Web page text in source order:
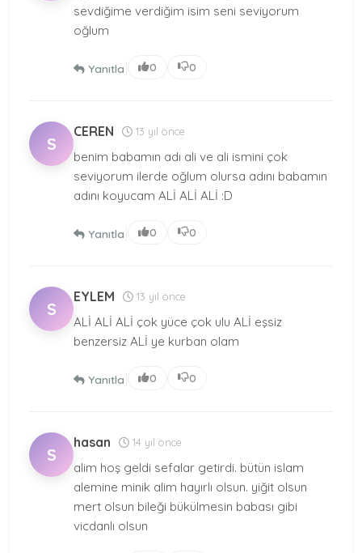
sevdiğime verdiğim isim seni seviyorum
oğlum
Yanıtla 0 0
S
CEREN 13 yıl önce
benim babamın adı ali ve ali ismini çok
seviyorum ilerde oğlum olursa adını babamın
adını koyucam ALİ ALİ ALİ :D
Yanıtla 0 0
S
EYLEM 13 yıl önce
ALİ ALİ ALİ çok yüce çok ulu ALİ eşsiz
benzersiz ALİ ye kurban olam
Yanıtla 0 0
S
hasan 14 yıl önce
alim hoş geldi sefalar getirdi. bütün islam
alemine minik alim hayırlı olsun. yiğit olsun
mert olsun bileği bükülmesin babası gibi
vicdanlı olsun